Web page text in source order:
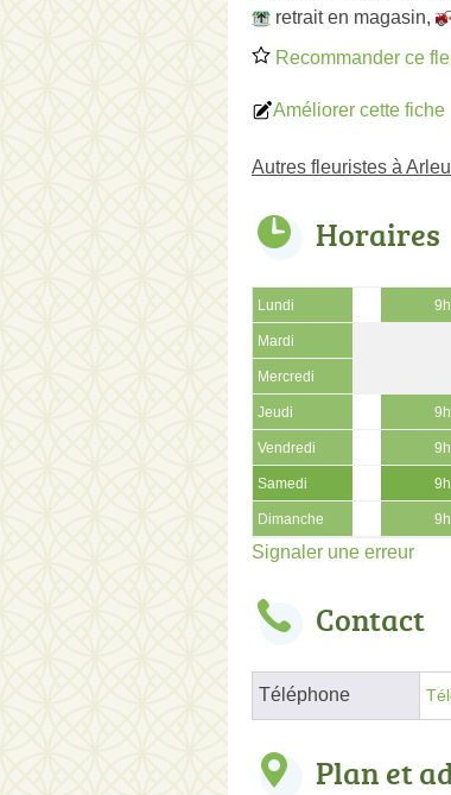
retrait en magasin,
Recommander ce
Améliorer cette fiche
Autres fleuristes à
Horaires
Lundi
Mardi
Mercredi
Jeudi
Vendredi
Samedi
Dimanche
Signaler une erreur
Contact
Téléphone
Plan et